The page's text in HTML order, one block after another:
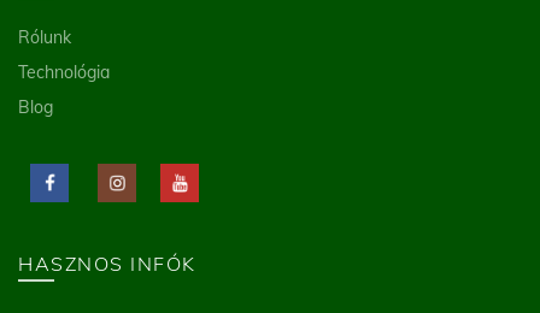
Rólunk
Technológia
Blog
HASZNOS INFÓK